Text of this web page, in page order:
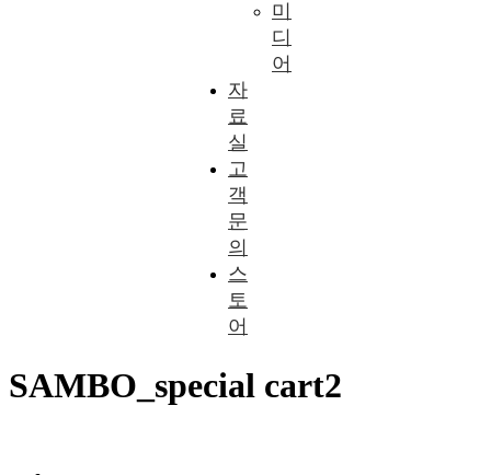
미
디
어
자
료
실
고
객
문
의
스
토
어
SAMBO_special cart2